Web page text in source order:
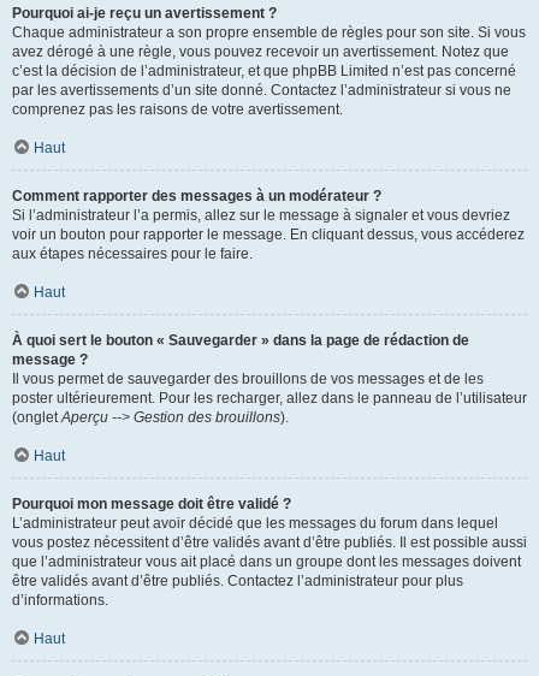
Pourquoi ai-je reçu un avertissement ?
Chaque administrateur a son propre ensemble de règles pour son site. Si vous
avez dérogé à une règle, vous pouvez recevoir un avertissement. Notez que
c’est la décision de l’administrateur, et que phpBB Limited n’est pas concerné
par les avertissements d’un site donné. Contactez l’administrateur si vous ne
comprenez pas les raisons de votre avertissement.
Haut
Comment rapporter des messages à un modérateur ?
Si l’administrateur l’a permis, allez sur le message à signaler et vous devriez
voir un bouton pour rapporter le message. En cliquant dessus, vous accéderez
aux étapes nécessaires pour le faire.
Haut
À quoi sert le bouton « Sauvegarder » dans la page de rédaction de
message ?
Il vous permet de sauvegarder des brouillons de vos messages et de les
poster ultérieurement. Pour les recharger, allez dans le panneau de l’utilisateur
(ongletAperçu --> Gestion des brouillons).
Haut
Pourquoi mon message doit être validé ?
L’administrateur peut avoir décidé que les messages du forum dans lequel
vous postez nécessitent d’être validés avant d’être publiés. Il est possible aussi
que l’administrateur vous ait placé dans un groupe dont les messages doivent
être validés avant d’être publiés. Contactez l’administrateur pour plus
d’informations.
Haut